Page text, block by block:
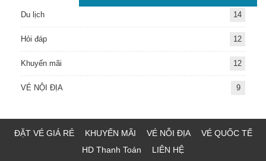
Du lịch 14
Hỏi đáp 12
Khuyến mãi 12
VÉ NỘI ĐỊA 9
ĐẶT VÉ GIÁ RẺ KHUYẾN MÃI VÉ NỖI ĐỊA
VÉ QUỐC TẾ
HD Thanh Toán
LIÊN HỆ